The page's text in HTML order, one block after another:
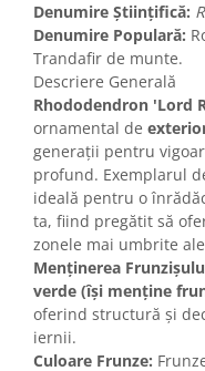
Denumire Științifică:
Denumire Populară:
Trandafir de munte.
Descriere Generală
Rhododendron 'Lord
ornamental de
generații pentru
profund. Exemplarul
ideală pentru o
ta, fiind pregătit să
zonele mai umbrite
Menținerea
verde (își menține
oferind structură și
iernii.
Culoare Frunze: